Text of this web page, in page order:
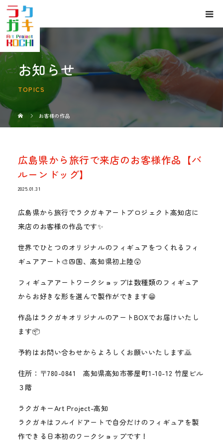
お知らせ
TOPICS
お客様の作品
広島県から旅行で来店のお客様作品【バ
ルーンドッグ】
2025.01.31
広島県から旅行でラクガキアートプロジェクト高知店に
来店のお客様の作品です✨
世界でひとつのオリジナルのフィギュアをつくれるフィ
ギュアアート🎨四国、高知県初上陸😲
フィギュアアートワークショップは数種類のフィギュア
からお好きな形を選んで製作ができます😁
作品はラクガキオリジナルのアートBOXでお届けいたし
ます📦
予約はお問い合わせからよろしくお願いいたします🙇
住所：〒780-0841 高知県高知市帯屋町1-10-12 竹屋ビル
３階
ラクガキーArt Project-高知
ラクガキはフルイドアートで自分だけのフィギュアを製
作できる日本初のワークショップです！